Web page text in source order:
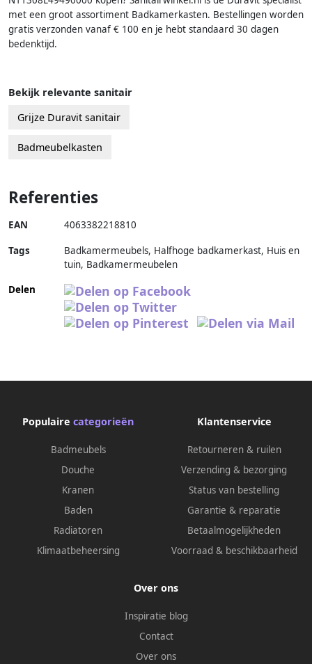
met een groot assortiment Badkamerkasten. Bestellingen worden
gratis verzonden vanaf € 100 en je hebt standaard 30 dagen
bedenktijd.
Bekijk relevante sanitair
Grijze Duravit sanitair
Badmeubelkasten
Referenties
EAN 4063382218810
Tags
Badkamermeubels, Halfhoge badkamerkast, Huis en
tuin, Badkamermeubelen
Delen
Populaire categorieën
Badmeubels
Douche
Kranen
Baden
Radiatoren
Klimaatbeheersing
Klantenservice
Retourneren & ruilen
Verzending & bezorging
Status van bestelling
Garantie & reparatie
Betaalmogelijkheden
Voorraad & beschikbaarheid
Over ons
Inspiratie blog
Contact
Over ons